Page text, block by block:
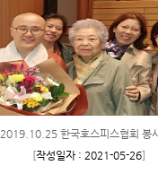
2019.10.25 한국호스피스협회 봉
[작성일자 : 2021-05-26]